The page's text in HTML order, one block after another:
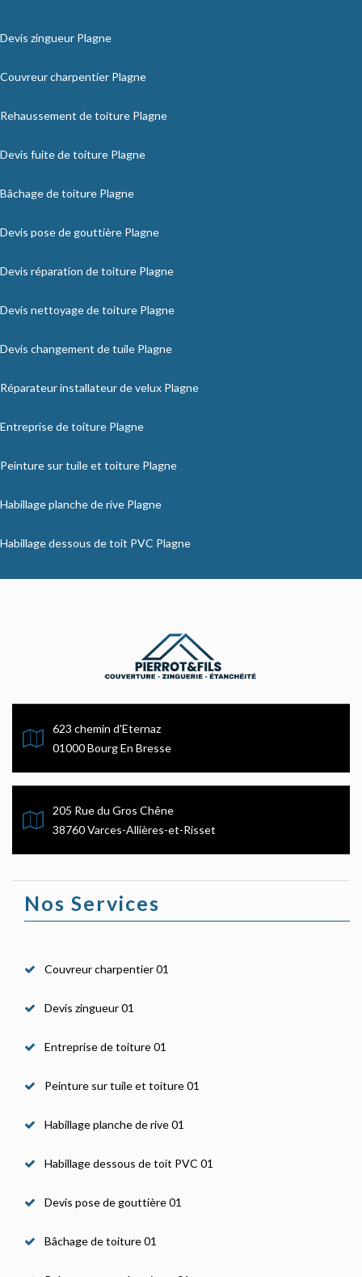
Devis zingueur Plagne
Couvreur charpentier Plagne
Rehaussement de toiture Plagne
Devis fuite de toiture Plagne
Bâchage de toiture Plagne
Devis pose de gouttière Plagne
Devis réparation de toiture Plagne
Devis nettoyage de toiture Plagne
Devis changement de tuile Plagne
Réparateur installateur de velux Plagne
Entreprise de toiture Plagne
Peinture sur tuile et toiture Plagne
Habillage planche de rive Plagne
Habillage dessous de toit PVC Plagne
623 chemin d'Eternaz
01000 Bourg En Bresse
205 Rue du Gros Chêne
38760 Varces-Allières-et-Risset
Nos Services
Couvreur charpentier 01
Devis zingueur 01
Entreprise de toiture 01
Peinture sur tuile et toiture 01
Habillage planche de rive 01
Habillage dessous de toit PVC 01
Devis pose de gouttière 01
Bâchage de toiture 01